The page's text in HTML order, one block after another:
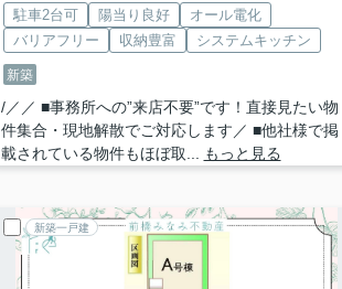
駐車2台可 陽当り良好
オール電化
バリアフリー
収納豊富 システムキッチン
新築
/／／ ■事務所への”来店不要”です！直接見たい物
件集合・現地解散でご対応します／ ■他社様で掲
載されている物件もほぼ取...
もっと見る
新築一戸建